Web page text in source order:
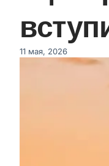
11 мая, 2026